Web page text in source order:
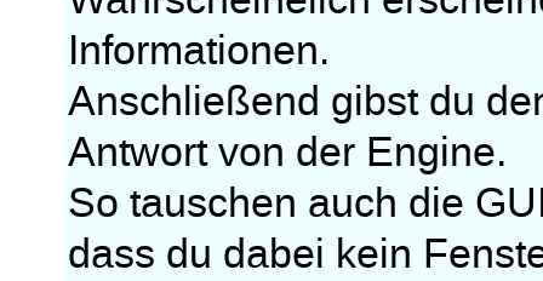
Informationen.
Anschließend gibst du
Antwort von der Engine.
So tauschen auch die
dass du dabei kein